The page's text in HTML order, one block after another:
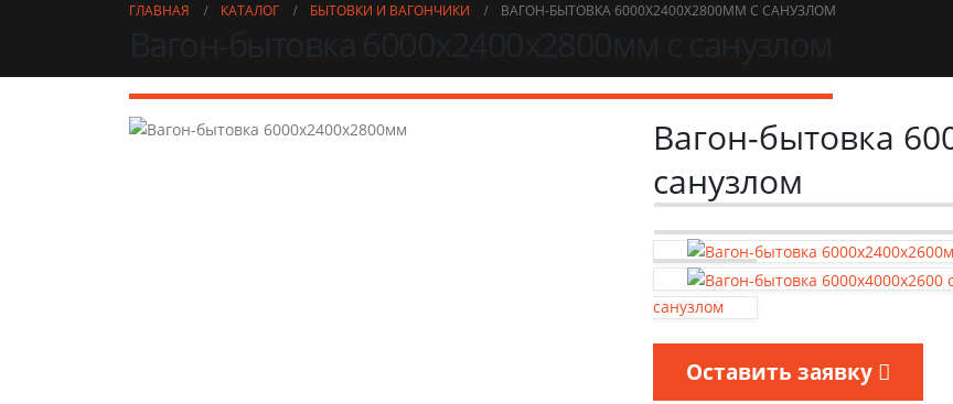
ГЛАВНАЯ КАТАЛОГ БЫТОВКИ И ВАГОНЧИКИ ВАГОН-БЫТОВКА 6000Х2400Х2800ММ С САНУЗЛОМ
Вагон-бытовка
санузлом
санузлом
Оставить заявку